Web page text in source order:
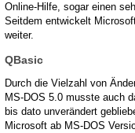
Online-Hilfe, sogar einen
Seitdem entwickelt
weiter.
QBasic
Durch die Vielzahl von
MS-DOS 5.0 musste auch
bis dato unverändert
Microsoft ab MS-DOS